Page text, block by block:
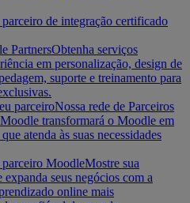
de integração certificado
PartnersObtenha serviços
em personalização, design de
suporte e treinamento para
parceiroNossa rede de Parceiros
transformará o Moodle em
atenda às suas necessidades
parceiro MoodleMostre sua
expanda seus negócios com a
online mais